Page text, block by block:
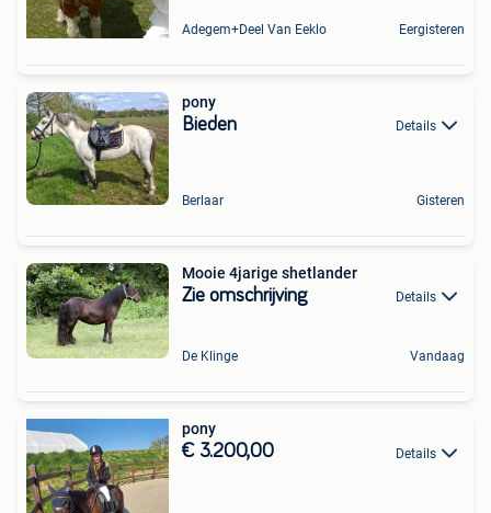
Adegem+Deel Van Eeklo Eergisteren
pony
Bieden Details
Berlaar Gisteren
Mooie 4jarige shetlander
Zie omschrijving Details
De Klinge Vandaag
pony
€ 3.200,00 Details